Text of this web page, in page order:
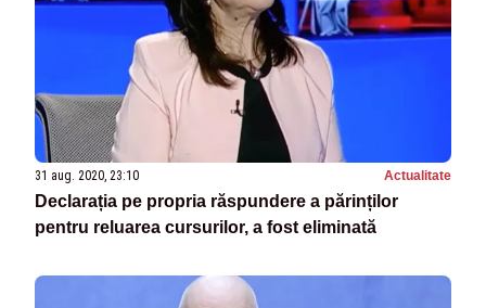
31 aug. 2020, 23:10 Actualitate
Declarația pe propria răspundere a părinților
pentru reluarea cursurilor, a fost eliminată